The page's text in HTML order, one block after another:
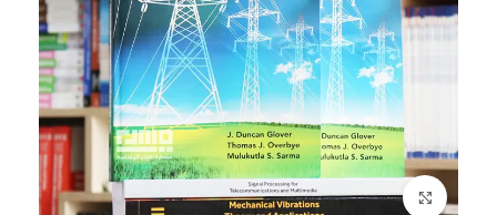
اضغط للتكبير